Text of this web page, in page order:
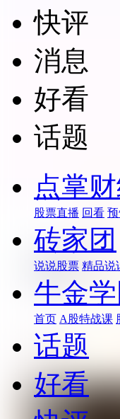
快评
消息
好看
话题
点掌
股票直播 回看
砖家团
说说股票 精品说
牛金学
首页 A股特战课
话题
好看